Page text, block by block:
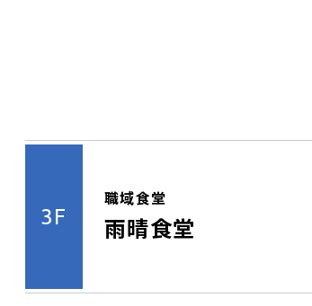
3F
職域食堂
雨晴食堂